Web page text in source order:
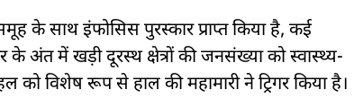
के साथ इंफोसिस पुरस्कार प्राप्त किया है, कई
के अंत में खड़ी दूरस्थ क्षेत्रों की जनसंख्या को स्वास्थ्य-
को विशेष रूप से हाल की महामारी ने ट्रिगर किया है।